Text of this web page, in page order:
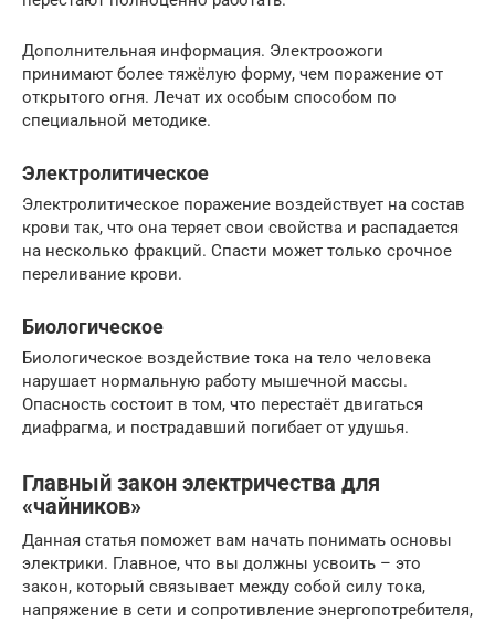
Дополнительная информация. Электроожоги
принимают более тяжёлую форму, чем поражение от
открытого огня. Лечат их особым способом по
специальной методике.
Электролитическое
Электролитическое поражение воздействует на состав
крови так, что она теряет свои свойства и распадается
на несколько фракций. Спасти может только срочное
переливание крови.
Биологическое
Биологическое воздействие тока на тело человека
нарушает нормальную работу мышечной массы.
Опасность состоит в том, что перестаёт двигаться
диафрагма, и пострадавший погибает от удушья.
Главный закон электричества для
«чайников»
Данная статья поможет вам начать понимать основы
электрики. Главное, что вы должны усвоить – это
закон, который связывает между собой силу тока,
напряжение в сети и сопротивление энергопотребителя,